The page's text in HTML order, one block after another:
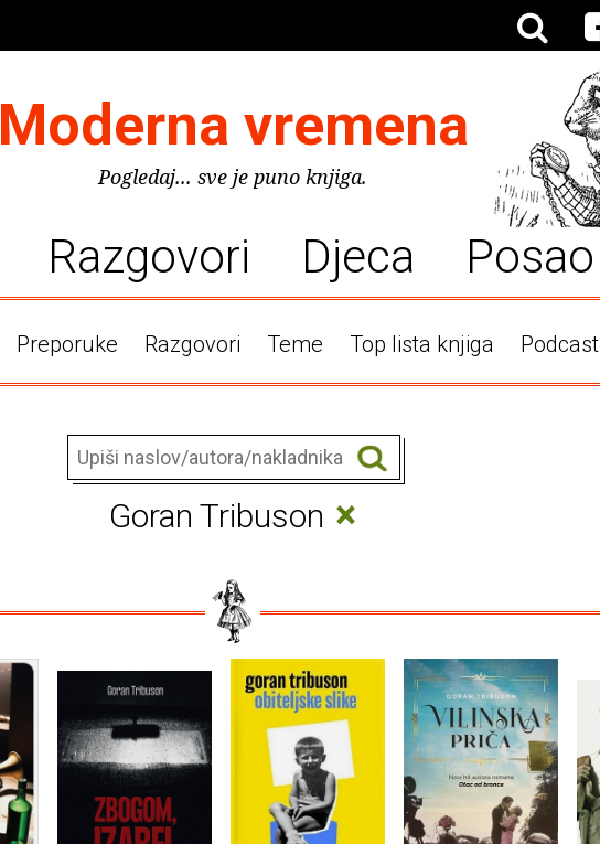
Moderna vremena
Pogledaj... sve je puno knjiga.
Razgovori Djeca Posao
Preporuke Razgovori Teme Top lista knjiga Podcast
Goran Tribuson ×